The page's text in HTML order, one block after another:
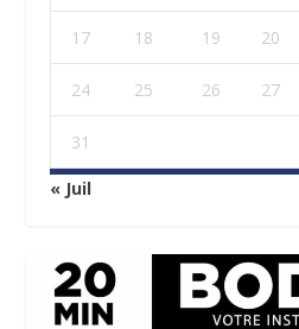
17 18 19 20
24 25 26 27
31
« Juil